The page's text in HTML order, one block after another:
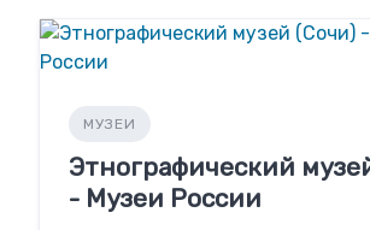
МУЗЕИ
Этнографический
- Музеи России